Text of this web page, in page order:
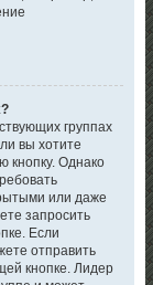
группах
вы хотите
кнопку. Однако
или даже
запросить
Если
отправить
кнопке. Лидер